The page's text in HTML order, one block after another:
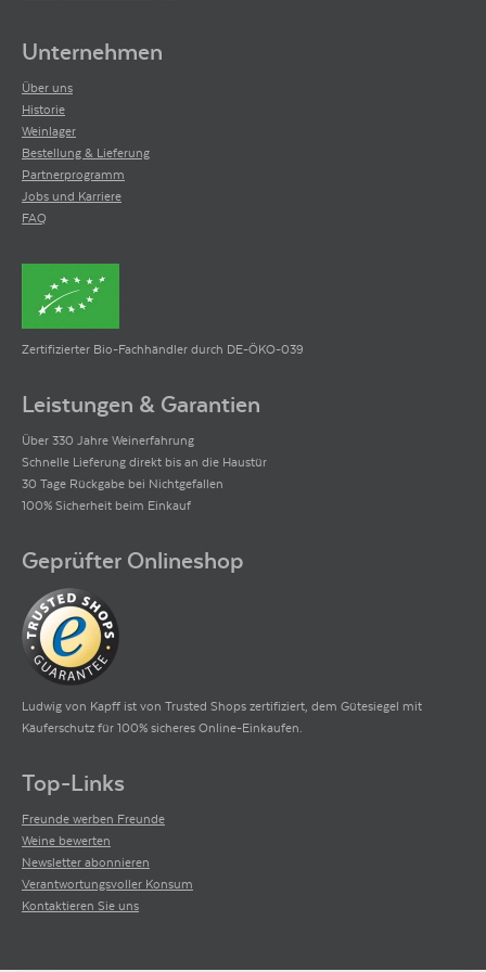
Unternehmen
Über uns
Historie
Weinlager
Bestellung & Lieferung
Partnerprogramm
Jobs und Karriere
FAQ
Zertifizierter Bio-Fachhändler durch DE-ÖKO-039
Leistungen & Garantien
Über 330 Jahre Weinerfahrung
Schnelle Lieferung direkt bis an die Haustür
30 Tage Rückgabe bei Nichtgefallen
100% Sicherheit beim Einkauf
Geprüfter Onlineshop
Ludwig von Kapff ist von Trusted Shops zertifiziert, dem Gütesiegel mit
Käuferschutz für 100% sicheres Online-Einkaufen.
Top-Links
Freunde werben Freunde
Weine bewerten
Newsletter abonnieren
Verantwortungsvoller Konsum
Kontaktieren Sie uns